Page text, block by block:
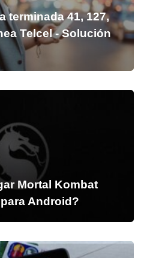
terminada 41, 127,
Telcel - Solución
Mortal Kombat
Android?